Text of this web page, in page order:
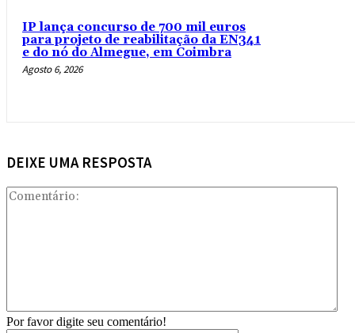
IP lança concurso de 700 mil euros
para projeto de reabilitação da EN341
e do nó do Almegue, em Coimbra
Agosto 6, 2026
DEIXE UMA RESPOSTA
Por favor digite seu comentário!